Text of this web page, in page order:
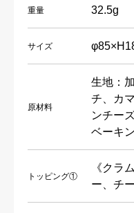
重量 32.5g
サイズ
原材料
生地：
チ、カ
ンチー
ベーキ
トッピング①
《クラ
ー、チ